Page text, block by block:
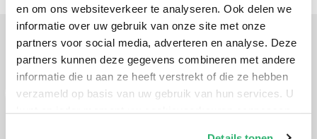
en om ons websiteverkeer te analyseren. Ook delen we
informatie over uw gebruik van onze site met onze
partners voor social media, adverteren en analyse. Deze
partners kunnen deze gegevens combineren met andere
informatie die u aan ze heeft verstrekt of die ze hebben
verzameld op basis van uw gebruik van hun services. U
kunt op ieder moment uw cookievoorkeuren aanpassen
HARVARD BUSINESS REVIEW
Met alleen een lijstje bekend klinkende frustraties
kom je er niet. Het zijn in dit intrigerende verhaal
vooral de verschillende personages en de